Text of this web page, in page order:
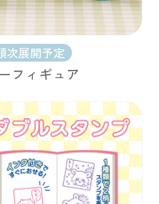
次展開予定
フィギュア